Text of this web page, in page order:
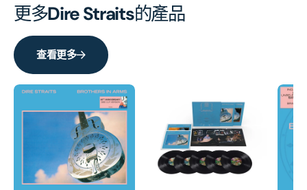
更多Dire Straits的產品
查看更多